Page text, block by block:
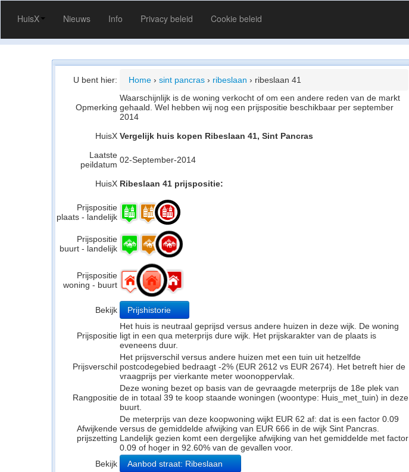
HuisX Nieuws Info Privacy beleid Cookie beleid
U bent hier: Home › sint pancras › ribeslaan › ribeslaan 41
Opmerking
Waarschijnlijk is de woning verkocht of om een andere reden van de markt
gehaald. Wel hebben wij nog een prijspositie beschikbaar per september
2014
HuisX Vergelijk huis kopen Ribeslaan 41, Sint Pancras
Laatste
peildatum 02-September-2014
HuisX Ribeslaan 41 prijspositie:
Prijspositie
plaats - landelijk
Prijspositie
buurt - landelijk
Prijspositie
woning - buurt
Bekijk Prijshistorie
Prijspositie
Het huis is neutraal geprijsd versus andere huizen in deze wijk. De woning
ligt in een qua meterprijs dure wijk. Het prijskarakter van de plaats is
eveneens duur.
Prijsverschil
Het prijsverschil versus andere huizen met een tuin uit hetzelfde
postcodegebied bedraagt -2% (EUR 2612 vs EUR 2674). Het betreft hier de
vraagprijs per vierkante meter woonoppervlak.
Rangpositie
Deze woning bezet op basis van de gevraagde meterprijs de 18e plek van
de in totaal 39 te koop staande woningen (woontype: Huis_met_tuin) in deze
buurt.
Afwijkende
prijszetting
De meterprijs van deze koopwoning wijkt EUR 62 af: dat is een factor 0.09
versus de gemiddelde afwijking van EUR 666 in de wijk Sint Pancras.
Landelijk gezien komt een dergelijke afwijking van het gemiddelde met factor
0.09 of hoger in 92.60% van de gevallen voor.
Bekijk
Aanbod straat: Ribeslaan